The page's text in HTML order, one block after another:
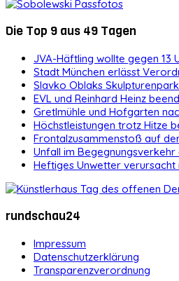
Die Top 9 aus 49 Tagen
JVA-Häftling wollte gegen 13
Stadt München erlässt
Slavko Oblaks
EVL und Reinhard Heinz
Gretlmühle und Hofgarten
Höchstleistungen trotz Hitze
Frontalzusammenstoß auf
Unfall im
Heftiges Unwetter verursacht
rundschau24
Impressum
Datenschutzerklärung
Transparenzverordnung